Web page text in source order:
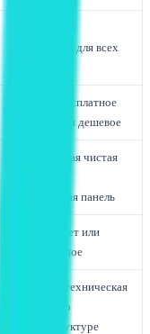
умолчанию для всех
Обычно бесплатное
базовое или дешевое
Собственная чистая
стандартная панель
Отсутствует или
минимальное
Глубокая техническая
помощь по
инфраструктуре